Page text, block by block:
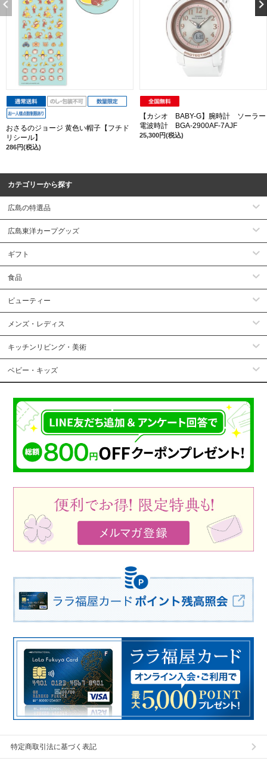
おさるのジョージ 黄色い帽子【フチド
リシール】
286円(税込)
【カシオ BABY-G】腕時計 ソーラー
電波時計 BGA-2900AF-7AJF
25,300円(税込)
カテゴリーから探す
広島の特選品
広島東洋カープグッズ
ギフト
食品
ビューティー
メンズ・レディス
キッチンリビング・美術
ベビー・キッズ
特定商取引法に基づく表記